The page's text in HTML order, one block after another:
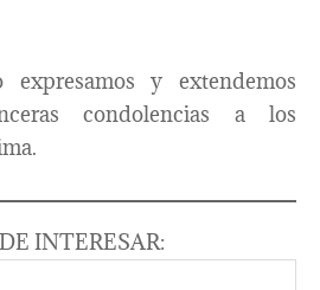
expresamos y extendemos
condolencias a los
INTERESAR: